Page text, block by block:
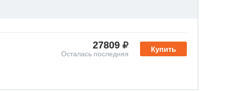
Купить
27809
Осталась последняя